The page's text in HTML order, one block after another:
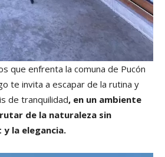
que enfrenta la comuna de Pucón
te invita a escapar de la rutina y
de tranquilidad, en un ambiente
de la naturaleza sin
la elegancia.